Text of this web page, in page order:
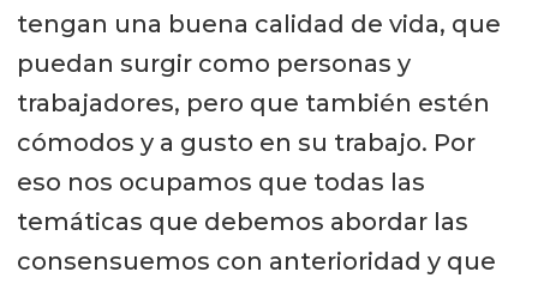
tengan una buena calidad de vida, que
puedan surgir como personas y
trabajadores, pero que también estén
cómodos y a gusto en su trabajo. Por
eso nos ocupamos que todas las
temáticas que debemos abordar las
consensuemos con anterioridad y que